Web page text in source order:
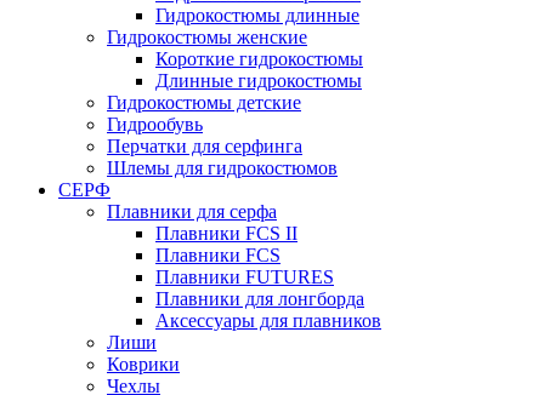
Гидрокостюмы длинные
Гидрокостюмы женские
Короткие гидрокостюмы
Длинные гидрокостюмы
Гидрокостюмы детские
Гидрообувь
Перчатки для серфинга
Шлемы для гидрокостюмов
СЕРФ
Плавники для серфа
Плавники FCS II
Плавники FCS
Плавники FUTURES
Плавники для лонгборда
Аксессуары для плавников
Лиши
Коврики
Чехлы